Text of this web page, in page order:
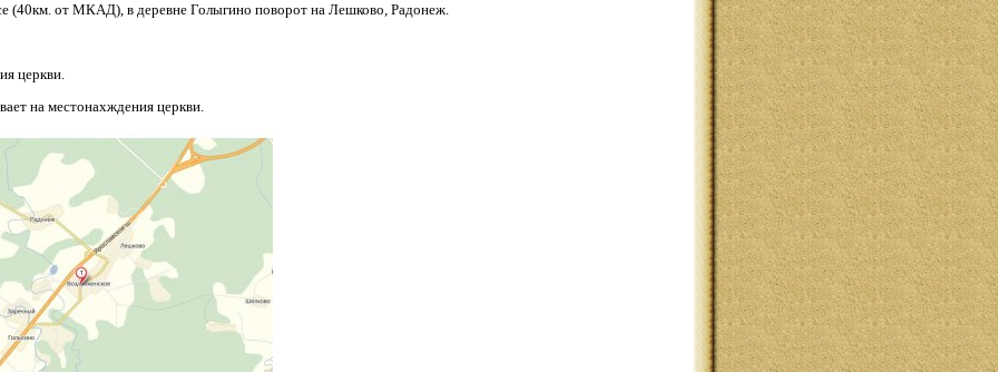
(40км. от МКАД), в деревне Голыгино поворот на Лешково, Радонеж.
церкви.
на местонахждения церкви.